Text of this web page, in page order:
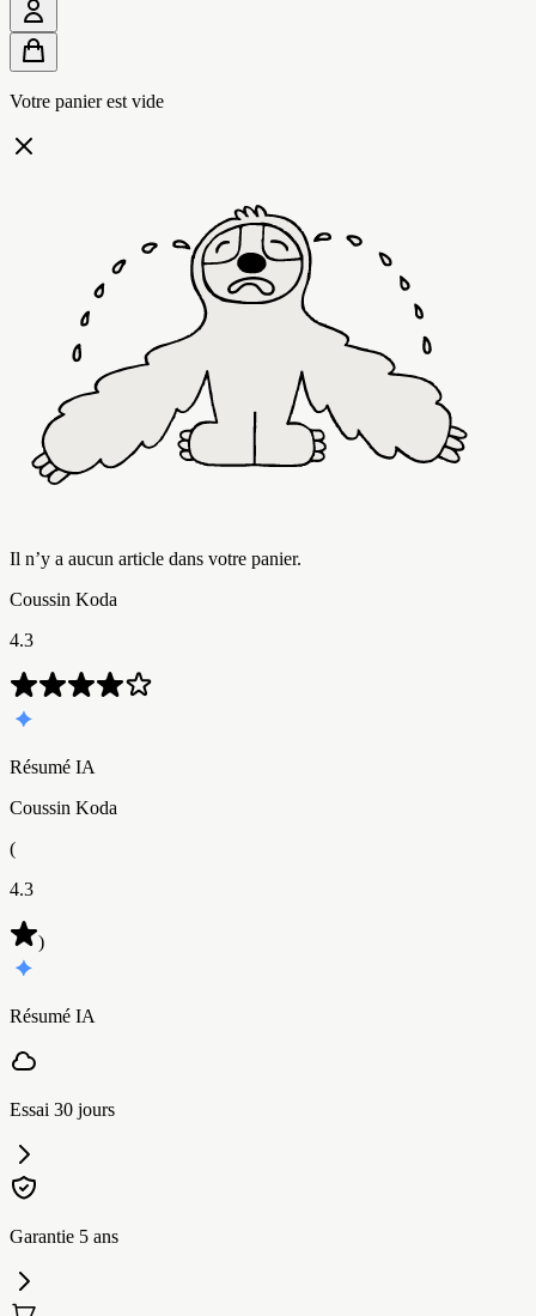
Votre panier est vide
Il n’y a aucun article dans votre panier.
Coussin Koda
4.3
Résumé IA
Coussin Koda
(
4.3
)
Résumé IA
Essai 30 jours
Garantie 5 ans